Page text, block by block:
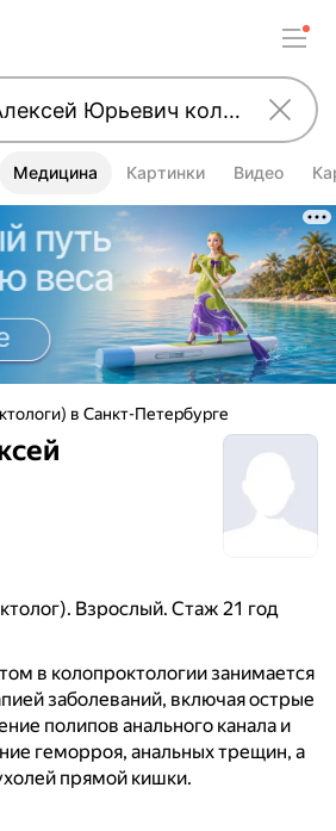
Медицина Картинки Видео
в Санкт-Петербурге
Взрослый. Стаж 21 год
в колопроктологии занимается
заболеваний, включая острые
полипов анального канала и
геморроя, анальных трещин, а
прямой кишки.